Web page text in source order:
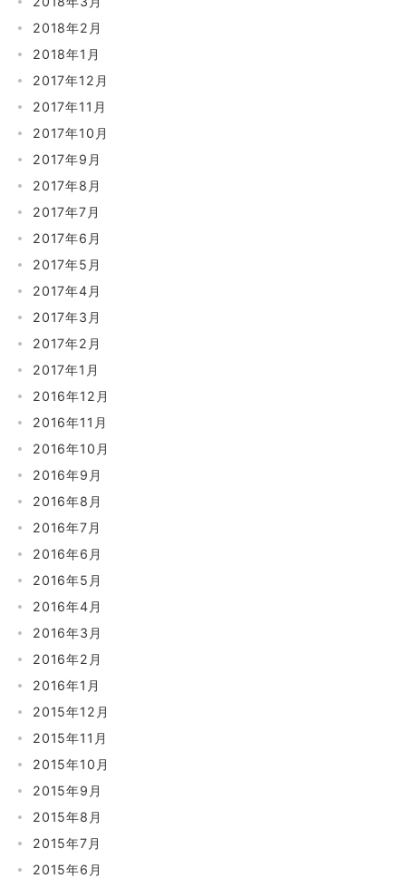
2018年2月
2018年1月
2017年12月
2017年11月
2017年10月
2017年9月
2017年8月
2017年7月
2017年6月
2017年5月
2017年4月
2017年3月
2017年2月
2017年1月
2016年12月
2016年11月
2016年10月
2016年9月
2016年8月
2016年7月
2016年6月
2016年5月
2016年4月
2016年3月
2016年2月
2016年1月
2015年12月
2015年11月
2015年10月
2015年9月
2015年8月
2015年7月
2015年6月